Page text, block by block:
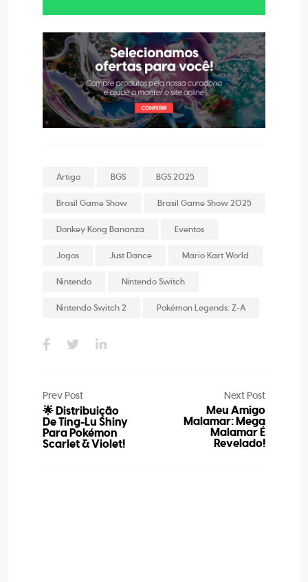
Artigo BGS BGS 2025
Brasil Game Show Brasil Game Show 2025
Donkey Kong Bananza Eventos
Jogos Just Dance Mario Kart World
Nintendo Nintendo Switch
Nintendo Switch 2 Pokémon Legends: Z-A
Prev Post
🌟 Distribuição
De Ting-Lu Shiny
Para Pokémon
Scarlet & Violet!
Next Post
Meu Amigo
Malamar: Mega
Malamar É
Revelado!